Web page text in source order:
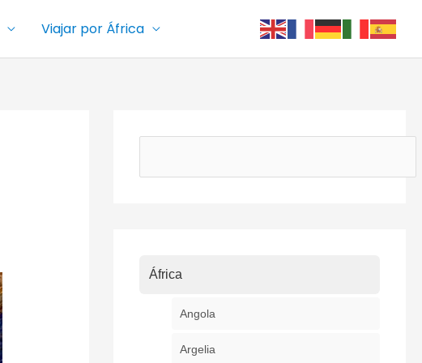
Viajar por África
África
Angola
Argelia